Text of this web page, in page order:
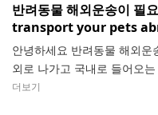
반려동물 해외운송이 필
transport your pets
안녕하세요 반려동물 해외운
외로 나가고 국내로 들어오
더보기